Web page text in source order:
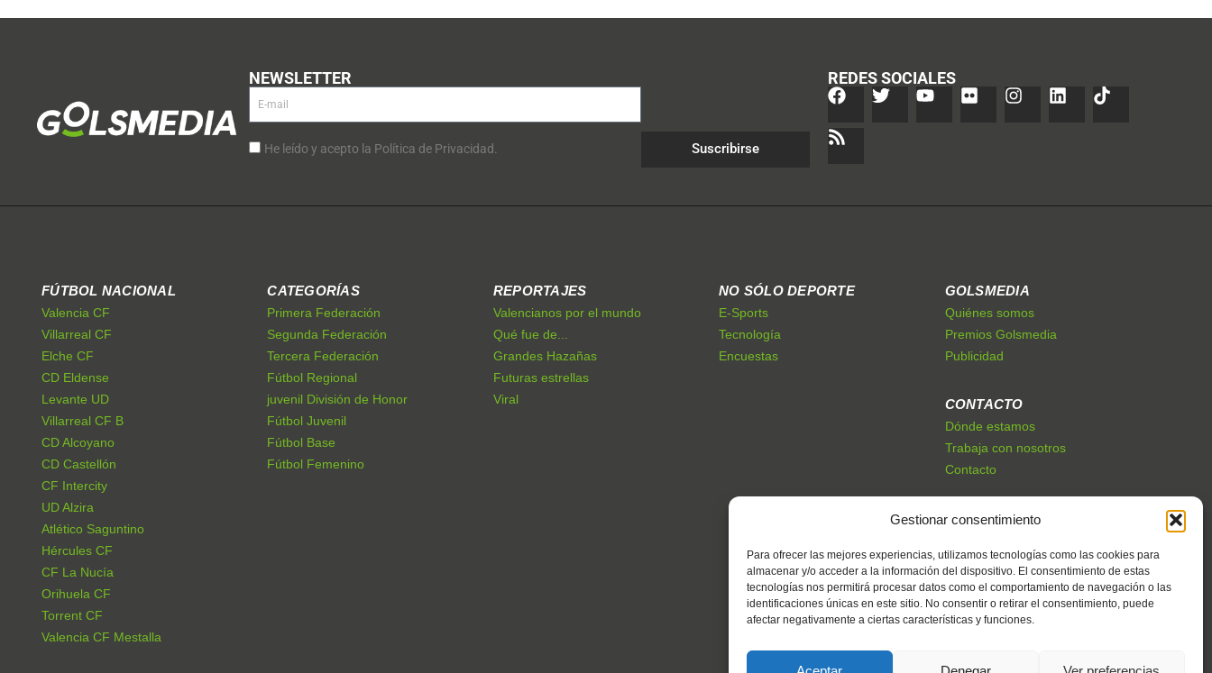
Gestionar consentimiento
Para ofrecer las mejores experiencias, utilizamos tecnologías como las cookies para
almacenar y/o acceder a la información del dispositivo. El consentimiento de estas
tecnologías nos permitirá procesar datos como el comportamiento de navegación o las
identificaciones únicas en este sitio. No consentir o retirar el consentimiento, puede
afectar negativamente a ciertas características y funciones.
NEWSLETTER
He leído y acepto la Política de Privacidad. Suscribirse
REDES SOCIALES
FÚTBOL NACIONAL
Valencia CF
Villarreal CF
Elche CF
CD Eldense
Levante UD
Villarreal CF B
CD Alcoyano
CD Castellón
CF Intercity
UD Alzira
Atlético Saguntino
Hércules CF
CF La Nucía
Orihuela CF
Torrent CF
Valencia CF Mestalla
CATEGORÍAS
Primera Federación
Segunda Federación
Tercera Federación
Fútbol Regional
juvenil División de Honor
Fútbol Juvenil
Fútbol Base
Fútbol Femenino
REPORTAJES
Valencianos por el mundo
Qué fue de...
Grandes Hazañas
Futuras estrellas
Viral
NO SÓLO DEPORTE
E-Sports
Tecnología
Encuestas
GOLSMEDIA
Quiénes somos
Premios Golsmedia
Publicidad
CONTACTO
Dónde estamos
Trabaja con nosotros
Contacto